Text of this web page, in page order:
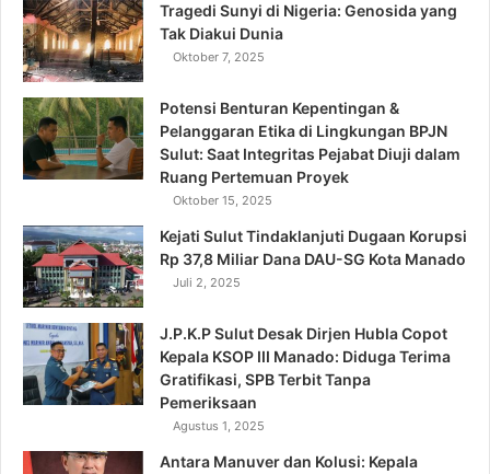
Tragedi Sunyi di Nigeria: Genosida yang
Tak Diakui Dunia
Oktober 7, 2025
Potensi Benturan Kepentingan &
Pelanggaran Etika di Lingkungan BPJN
Sulut: Saat Integritas Pejabat Diuji dalam
Ruang Pertemuan Proyek
Oktober 15, 2025
Kejati Sulut Tindaklanjuti Dugaan Korupsi
Rp 37,8 Miliar Dana DAU-SG Kota Manado
Juli 2, 2025
J.P.K.P Sulut Desak Dirjen Hubla Copot
Kepala KSOP III Manado: Diduga Terima
Gratifikasi, SPB Terbit Tanpa
Pemeriksaan
Agustus 1, 2025
Antara Manuver dan Kolusi: Kepala